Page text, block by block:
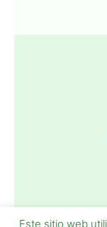
Este sitio web